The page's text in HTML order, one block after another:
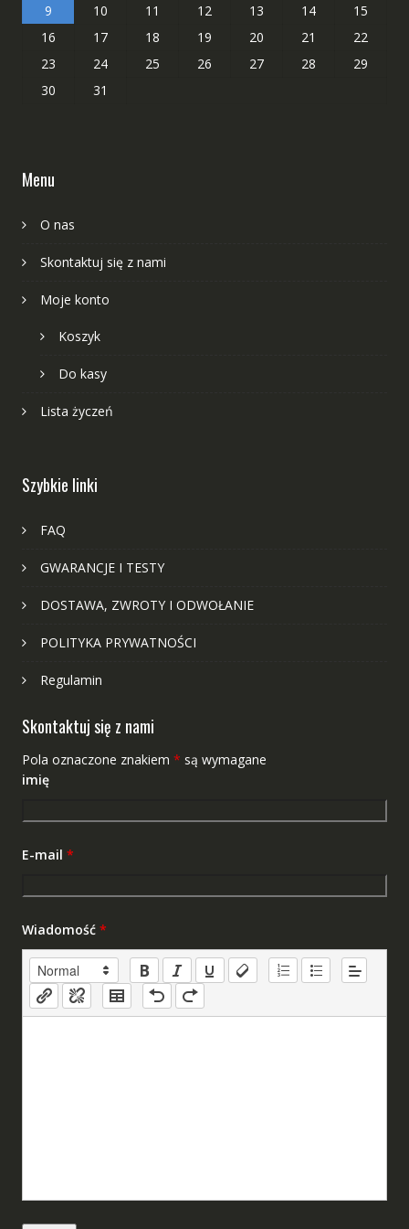
9
10 11 12 13 14
15
16
17 18 19 20 21
22
23
24 25 26 27 28
29
30
31
Menu
O nas
Skontaktuj się z nami
Moje konto
Koszyk
Do kasy
Lista życzeń
Szybkie linki
FAQ
GWARANCJE I TESTY
DOSTAWA, ZWROTY I ODWOŁANIE
POLITYKA PRYWATNOŚCI
Regulamin
Skontaktuj się z nami
Pola oznaczone znakiem * są wymagane
imię
E-mail *
Wiadomość *